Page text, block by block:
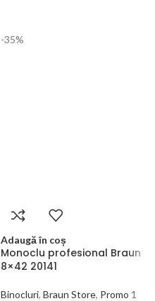
-35%
Adaugă în coș
Monoclu profesional Braun
8×42 20141
Binocluri, Braun Store, Promo 1